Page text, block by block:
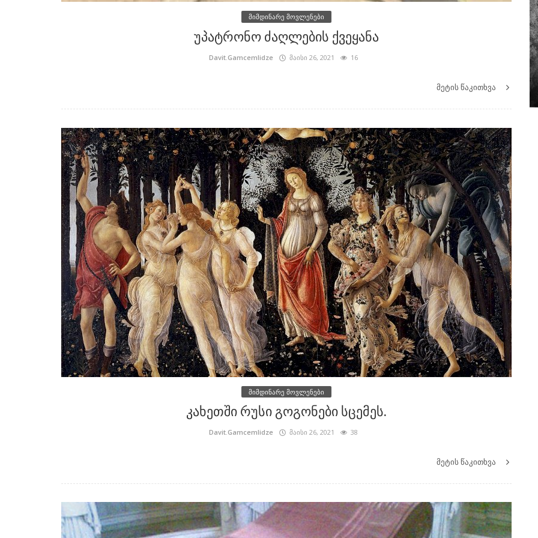
მიმდინარე მოვლენები
უპატრონო ძაღლების ქვეყანა
Davit.Gamcemlidze მაისი 26, 2021 16
მეტის წაკითხვა
მიმდინარე მოვლენები
კახეთში რუსი გოგონები სცემეს.
Davit.Gamcemlidze მაისი 26, 2021 38
მეტის წაკითხვა
ნადარეიშვილი-კაკუბავას